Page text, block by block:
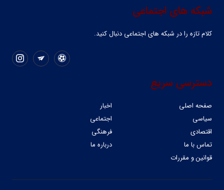
شبکه های اجتماعی
کلام تازه را در شبکه ‌های اجتماعی دنبال کنید.
دسترسی سریع
صفحه اصلی
اخبار
سیاسی
اجتماعی
اقتصادی
فرهنگی
تماس با ما
درباره ما
قوانین و مقررات